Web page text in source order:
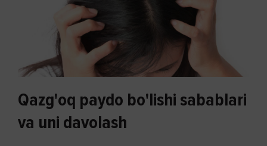
Qazg'oq paydo bo'lishi sabablari
va uni davolash